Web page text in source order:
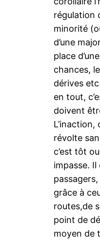
régulation
minorité
d’une
place
chances,
dérives
en tout,
doivent
L’inaction,
révolte
c’est tôt
impasse.
grâce à
routes,de
point de
moyen de